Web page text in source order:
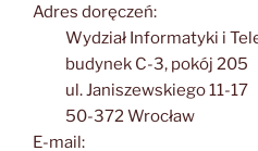
Adres doręczeń:
Wydział Informatyki i
budynek C-3, pokój 205
ul. Janiszewskiego 11-17
50-372 Wrocław
E-mail: